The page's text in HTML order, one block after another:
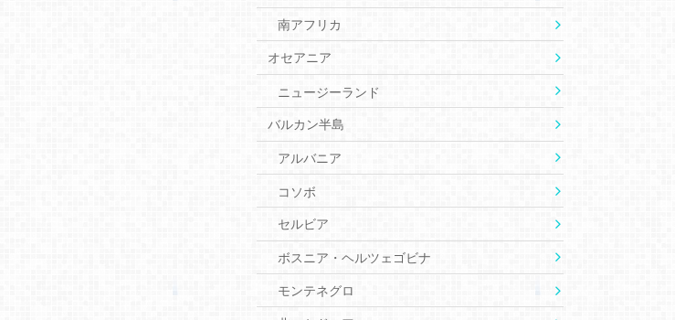
南アフリカ
オセアニア
ニュージーランド
バルカン半島
アルバニア
コソボ
セルビア
ボスニア・ヘルツェゴビナ
モンテネグロ